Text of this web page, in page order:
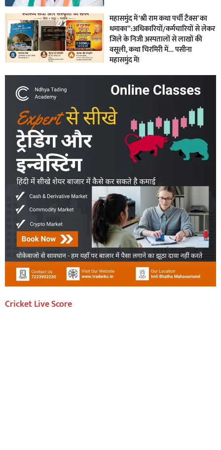
महासमुंद में ‘श्री राम कथा पर्ची टैक्स’ का
धमाका”:अधिकारियों/कर्मचारियों से लेकर
जिले के निजी अस्पतालों से लाखों की
वसूली, कथा चिरमिरी में… पसीना
महासमुंद में!
Cricket Live Score